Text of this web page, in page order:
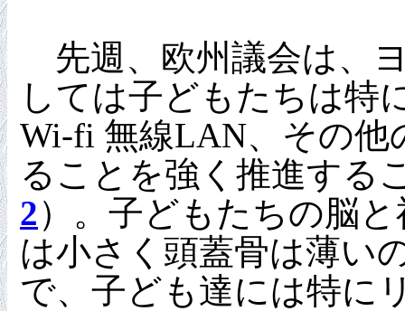
先週、欧州議会は、
しては子どもたちは特
Wi-fi 無線LAN、その他
ることを強く推進する
2）。子どもたちの脳
は小さく頭蓋骨は薄い
で、子ども達には特に